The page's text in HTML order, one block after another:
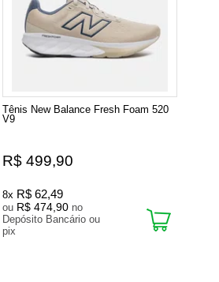
Tênis New Balance Fresh Foam 520
V9
R$ 499,90
8x R$ 62,49
ou R$ 474,90 no
Depósito Bancário ou
pix